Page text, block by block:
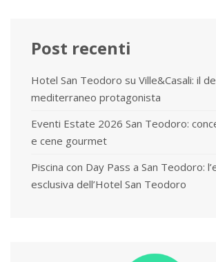
Post recenti
Hotel San Teodoro su Ville&Casali: il
mediterraneo protagonista
Eventi Estate 2026 San Teodoro:
e cene gourmet
Piscina con Day Pass a San Teodoro:
esclusiva dell’Hotel San Teodoro